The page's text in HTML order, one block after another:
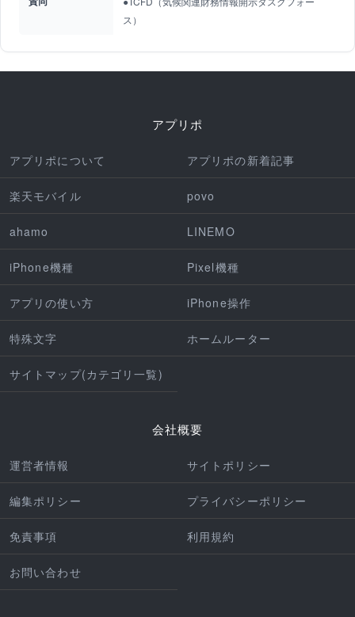
ス）
アプリポ
アプリポについて アプリポの新着記事
楽天モバイル povo
ahamo LINEMO
iPhone機種 Pixel機種
アプリの使い方 iPhone操作
特殊文字 ホームルーター
サイトマップ(カテゴリ一覧)
会社概要
運営者情報 サイトポリシー
編集ポリシー プライバシーポリシー
免責事項 利用規約
お問い合わせ